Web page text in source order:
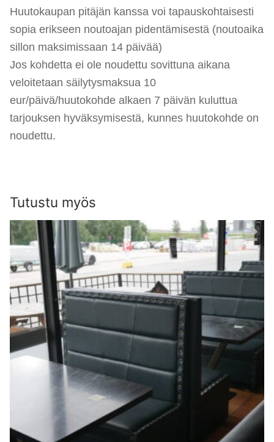
Huutokaupan pitäjän kanssa voi tapauskohtaisesti
sopia erikseen noutoajan pidentämisestä (noutoaika
sillon maksimissaan 14 päivää)
Jos kohdetta ei ole noudettu sovittuna aikana
veloitetaan säilytysmaksua 10
eur/päivä/huutokohde alkaen 7 päivän kuluttua
tarjouksen hyväksymisestä, kunnes huutokohde on
noudettu.
Tutustu myös